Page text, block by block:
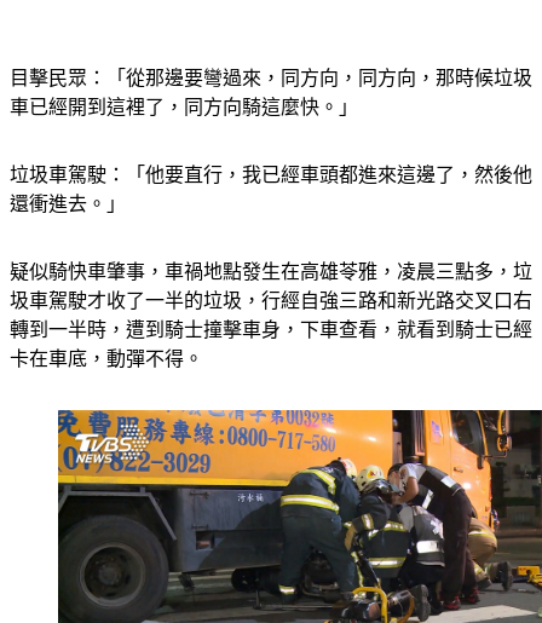
目擊民眾：「從那邊要彎過來，同方向，同方向，那時候垃圾
垃圾車駕駛：「他要直行，我已經車頭都進來這邊了，然後他
疑似騎快車肇事，車禍地點發生在高雄苓雅，凌晨三點多，垃
圾車駕駛才收了一半的垃圾，行經自強三路和新光路交叉口右
轉到一半時，遭到騎士撞擊車身，下車查看，就看到騎士已經